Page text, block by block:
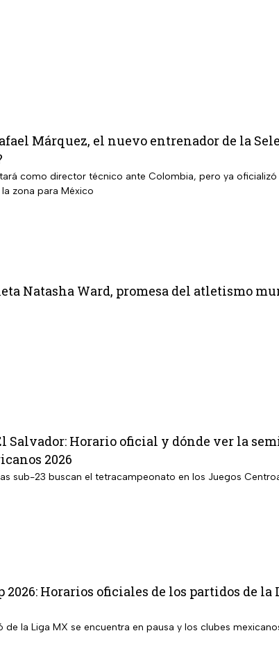
Márquez, el nuevo entrenador de la
como director técnico ante Colombia, pero ya
zona para México
Natasha Ward, promesa del atletismo
Salvador: Horario oficial y dónde ver la
2026
sub-23 buscan el tetracampeonato en los Juegos
2026: Horarios oficiales de los partidos de la
de la Liga MX se encuentra en pausa y los clubes